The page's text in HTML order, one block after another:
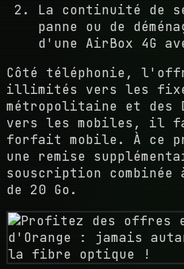
La continuité de
panne ou de
d'une AirBox 4G
Côté téléphonie,
illimités vers les
métropolitaine et des
vers les mobiles, il
forfait mobile. À ce
une remise
souscription
de 20 Go.